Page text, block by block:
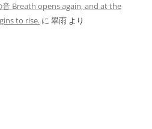
Breath opens again, and at the
to rise. に 翠雨 より